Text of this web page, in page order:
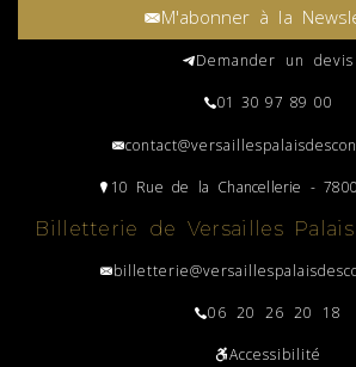
M'abonner à la
Demander un devis
01 30 97 89 00
10 Rue de la Chancellerie -
Billetterie de Versailles
06 20 26 20 18
Accessibilité